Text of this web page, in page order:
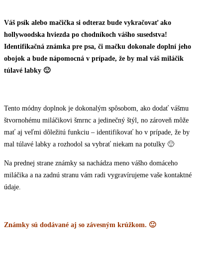
Váš psík alebo mačička si odteraz bude vykračovať ako
hollywoodska hviezda po chodníkoch vášho susedstva!
Identifikačná známka pre psa, či mačku dokonale doplní jeho
obojok a bude nápomocná v prípade, že by mal váš miláčik
túlavé labky 🙂
Tento módny doplnok je dokonalým spôsobom, ako dodať vášmu
štvornohému miláčikovi šmrnc a jedinečný štýl, no zároveň môže
mať aj veľmi dôležitú funkciu – identifikovať ho v prípade, že by
mal túlavé labky a rozhodol sa vybrať niekam na potulky 🙂
Na prednej strane známky sa nachádza meno vášho domáceho
miláčika a na zadnú stranu vám radi vygravírujeme vaše kontaktné
údaje.
Známky sú dodávané aj so závesným krúžkom. 🙂